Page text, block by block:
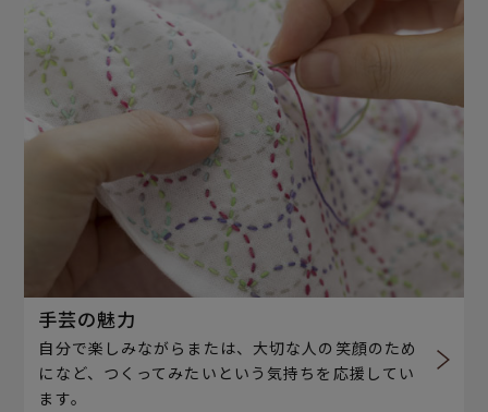
手芸の魅力
自分で楽しみながらまたは、大切な人の笑顔のため
になど、つくってみたいという気持ちを応援してい
ます。